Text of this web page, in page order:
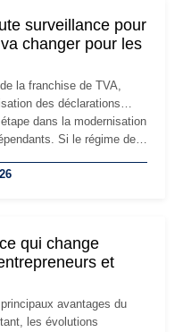
surveillance pour
changer pour les
la franchise de TVA,
des déclarations…
dans la modernisation
Si le régime de
à un environnement
qui change
et
avantages du
les évolutions